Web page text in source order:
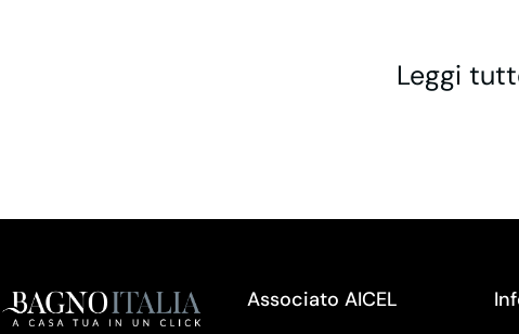
Leggi
Associato AICEL